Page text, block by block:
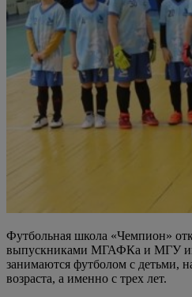
Футбольная школа «Чемпион»
выпускниками МГАФКа и МГУ
занимаются футболом с детьми,
возраста, а именно с трех лет.